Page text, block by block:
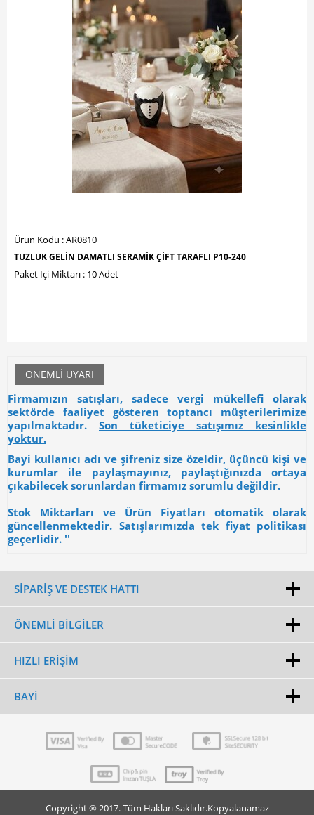
Ürün Kodu : AR0810
TUZLUK GELİN DAMATLI SERAMİK ÇİFT TARAFLI P10-240
Paket İçi Miktarı : 10 Adet
ÖNEMLI UYARI
Firmamızın satışları, sadece vergi mükellefi olarak
sektörde faaliyet gösteren toptancı müşterilerimize
yapılmaktadır. Son tüketiciye satışımız kesinlikle
yoktur.
Bayi kullanıcı adı ve şifreniz size özeldir, üçüncü kişi ve
kurumlar ile paylaşmayınız, paylaştığınızda ortaya
çıkabilecek sorunlardan firmamız sorumlu değildir.
Stok Miktarları ve Ürün Fiyatları otomatik olarak
güncellenmektedir. Satışlarımızda tek fiyat politikası
geçerlidir. ''
SİPARİŞ VE DESTEK HATTI
ÖNEMLI BILGILER
HIZLI ERIŞIM
BAYI
Copyright ® 2017. Tüm Hakları Saklıdır.Kopyalanamaz